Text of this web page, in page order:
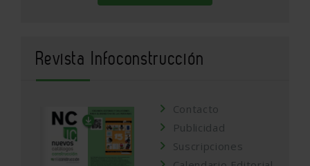
Revista Infoconstrucción
Contacto
Publicidad
Suscripciones